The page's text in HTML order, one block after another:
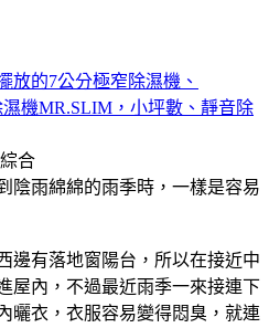
放的7公分極窄除濕機、
機MR.SLIM，小坪數、靜音除
合
陰雨綿綿的雨季時，一樣是容易
邊有落地窗陽台，所以在接近中
屋內，不過最近雨季一來接連下
曬衣，衣服容易變得悶臭，就連